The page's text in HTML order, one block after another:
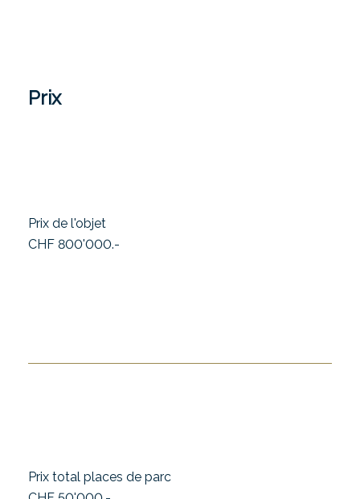
Prix
Prix de l'objet
CHF 800'000.-
Prix total places de parc